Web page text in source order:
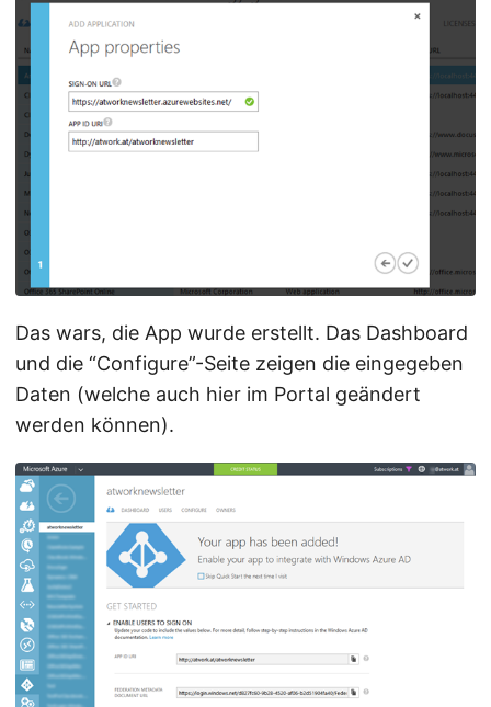
Das wars, die App wurde erstellt. Das Dashboard
und die “Configure”-Seite zeigen die eingegeben
Daten (welche auch hier im Portal geändert
werden können).